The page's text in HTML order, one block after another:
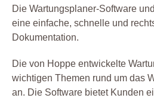
Die Wartungsplaner-Software
eine einfache, schnelle und
Dokumentation.
Die von Hoppe entwickelte
wichtigen Themen rund um das
an. Die Software bietet Kunden